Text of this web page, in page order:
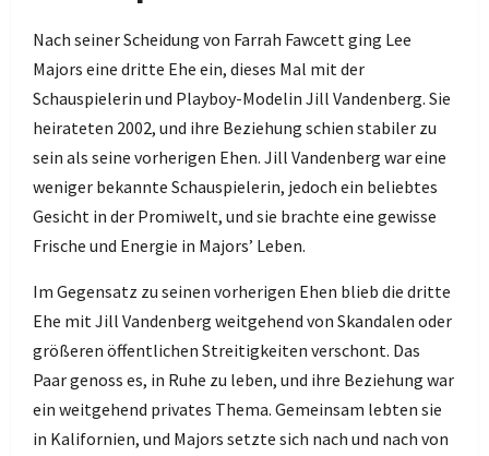
Nach seiner Scheidung von Farrah Fawcett ging Lee
Majors eine dritte Ehe ein, dieses Mal mit der
Schauspielerin und Playboy-Modelin Jill Vandenberg. Sie
heirateten 2002, und ihre Beziehung schien stabiler zu
sein als seine vorherigen Ehen. Jill Vandenberg war eine
weniger bekannte Schauspielerin, jedoch ein beliebtes
Gesicht in der Promiwelt, und sie brachte eine gewisse
Frische und Energie in Majors’ Leben.
Im Gegensatz zu seinen vorherigen Ehen blieb die dritte
Ehe mit Jill Vandenberg weitgehend von Skandalen oder
größeren öffentlichen Streitigkeiten verschont. Das
Paar genoss es, in Ruhe zu leben, und ihre Beziehung war
ein weitgehend privates Thema. Gemeinsam lebten sie
in Kalifornien, und Majors setzte sich nach und nach von